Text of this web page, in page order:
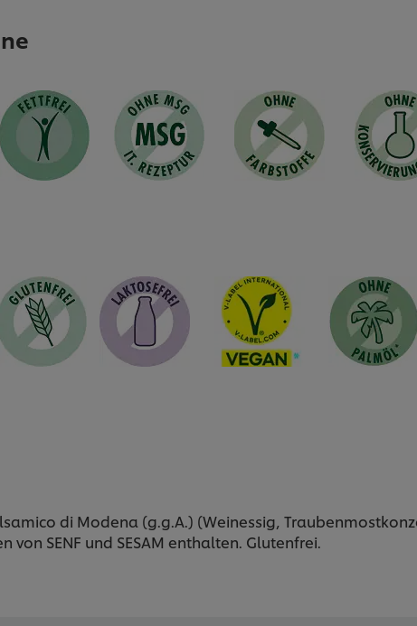
di Modena (g.g.A.) (Weinessig,
SENF und SESAM enthalten. Glutenfrei.